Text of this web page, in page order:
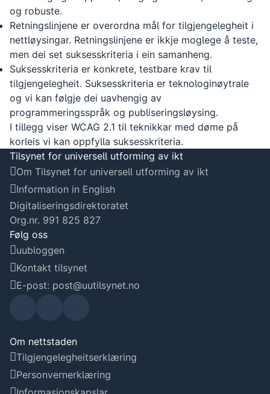
og robuste.
Retningslinjene er overordna mål for tilgjengelegheit i
nettløysingar. Retningslinjene er ikkje moglege å teste,
men dei set suksesskriteria i ein samanheng.
Suksesskriteria er konkrete, testbare krav til
tilgjengelegheit. Suksesskriteria er teknologinøytrale
og vi kan følgje dei uavhengig av
programmeringsspråk og publiseringsløysing.
I tillegg viser WCAG 2.1 til teknikkar med døme på
korleis vi kan oppfylla suksesskriteria.
Tilsynet for universell utforming av ikt
Om Tilsynet for universell utforming av ikt
Information in English
Digitaliseringsdirektoratet
Org.nr. 991 825 827
Følg oss
uubloggen
Kontakt tilsynet
E-post: post@uutilsynet.no
tilsyn
et sin
Linke
et si
Faceb
tilsyn
et sin
Instag
Om nettstaden
Tilgjengelegheitserklæring
Personvernerklæring